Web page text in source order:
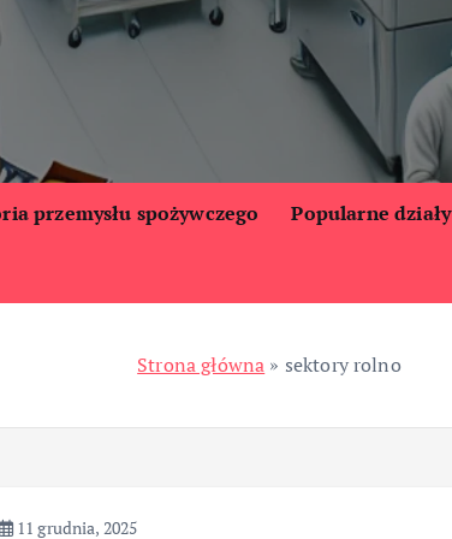
przemysłu spożywczego Popularne działy
Strona główna » sektory rolno
11 grudnia, 2025